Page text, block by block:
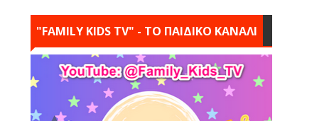
"FAMILY KIDS TV" - ΤΟ ΠΑΙΔΙΚΟ ΚΑΝΑΛΙ